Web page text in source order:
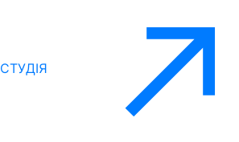
CТУДІЯ